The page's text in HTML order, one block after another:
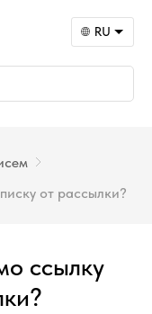
RU
от рассылки?
ссылку